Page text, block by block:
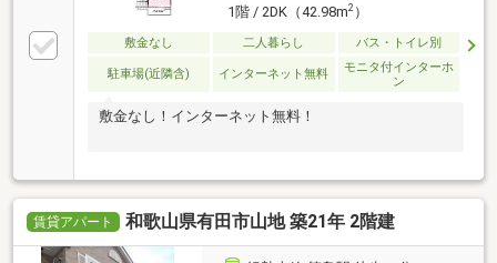
1階 / 2DK（42.98m2）
敷金なし 二人暮らし バス・トイレ別
駐車場(近隣含) インターネット無料
モニタ付インターホ
ン
敷金なし！インターネット無料！
賃貸アパート 和歌山県有田市山地 築21年 2階建